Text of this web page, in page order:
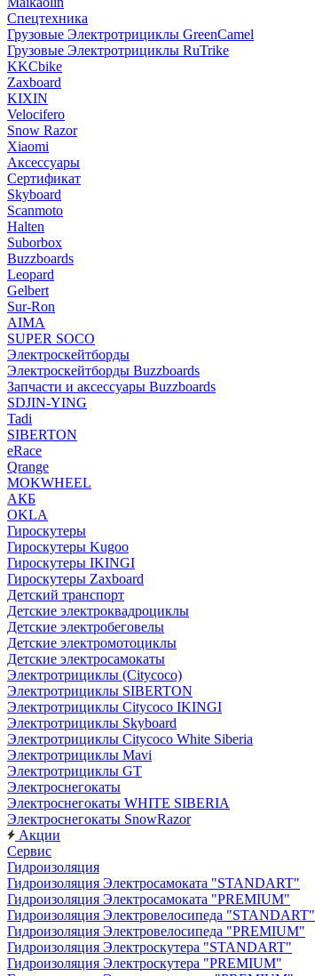
Спецтехника
Грузовые Электротрициклы GreenCamel
Грузовые Электротрициклы RuTrike
KKCbike
Zaxboard
KIXIN
Velocifero
Snow Razor
Xiaomi
Аксессуары
Сертификат
Skyboard
Scanmoto
Halten
Suborbox
Buzzboards
Leopard
Gelbert
Sur-Ron
AIMA
SUPER SOCO
Электроскейтборды
Электроскейтборды Buzzboards
Запчасти и аксессуары Buzzboards
SDJIN-YING
Tadi
SIBERTON
eRace
Qrange
MOKWHEEL
АКБ
OKLA
Гироскутеры
Гироскутеры Kugoo
Гироскутеры IKINGI
Гироскутеры Zaxboard
Детский транспорт
Детские электроквадроциклы
Детские электробеговелы
Детские электромотоциклы
Детские электросамокаты
Электротрициклы (Citycoco)
Электротрициклы SIBERTON
Электротрициклы Citycoco IKINGI
Электротрициклы Skyboard
Электротрициклы Citycoco White Siberia
Электротрициклы Mavi
Электротрициклы GT
Электроснегокаты
Электроснегокаты WHITE SIBERIA
Электроснегокаты SnowRazor
Акции
Сервис
Гидроизоляция
Гидроизоляция Электросамоката "STANDART"
Гидроизоляция Электросамоката "PREMIUM"
Гидроизоляция Электровелосипеда "STANDART"
Гидроизоляция Электровелосипеда "PREMIUM"
Гидроизоляция Электроскутера "STANDART"
Гидроизоляция Электроскутера "PREMIUM"